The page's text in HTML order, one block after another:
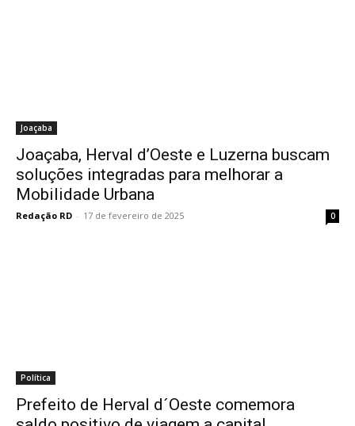
Joaçaba
Joaçaba, Herval d’Oeste e Luzerna buscam
soluções integradas para melhorar a
Mobilidade Urbana
Redação RD - 17 de fevereiro de 2025 0
Política
Prefeito de Herval d´Oeste comemora